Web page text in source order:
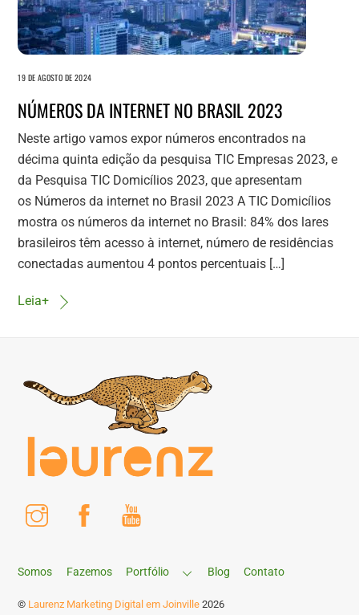
19 DE AGOSTO DE 2024
NÚMEROS DA INTERNET NO BRASIL 2023
Neste artigo vamos expor números encontrados na
décima quinta edição da pesquisa TIC Empresas 2023, e
da Pesquisa TIC Domicílios 2023, que apresentam
os Números da internet no Brasil 2023 A TIC Domicílios
mostra os números da internet no Brasil: 84% dos lares
brasileiros têm acesso à internet, número de residências
conectadas aumentou 4 pontos percentuais […]
Leia+
Instagram Facebook
Somos Fazemos Portfólio Blog Contato
© Laurenz Marketing Digital em Joinville 2026